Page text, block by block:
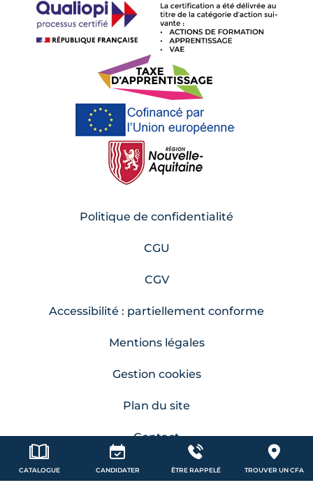
CATALOGUE CANDIDATER ÊTRE RAPPELÉ TROUVER UN CFA
Politique de confidentialité
CGU
CGV
Accessibilité : partiellement conforme
Mentions légales
Gestion cookies
Plan du site
Contact